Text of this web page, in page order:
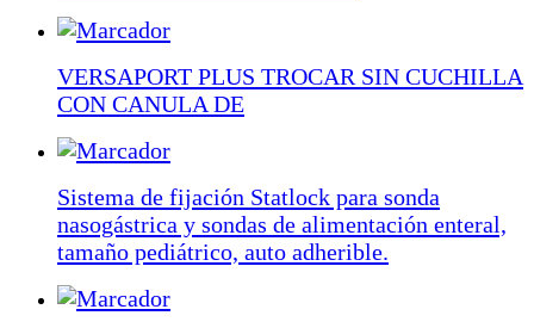
VERSAPORT PLUS TROCAR SIN CUCHILLA
CON CANULA DE
Sistema de fijación Statlock para sonda
nasogástrica y sondas de alimentación enteral,
tamaño pediátrico, auto adherible.